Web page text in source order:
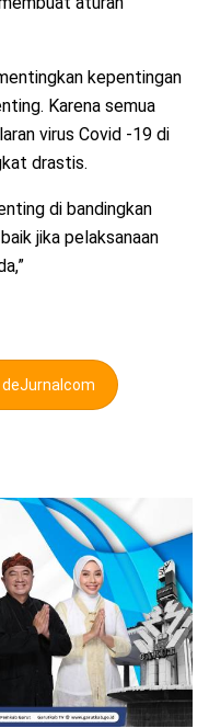
kepentingan
Karena semua
virus Covid -19 di
drastis.
di bandingkan
jika pelaksanaan
deJurnalcom